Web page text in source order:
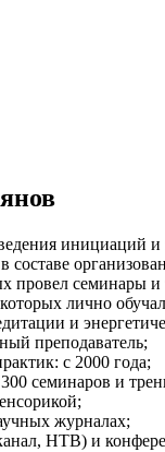
инициаций и
составе
провел
лично
и
преподаватель;
с 2000 года;
семинаров и
журналах;
НТВ) и